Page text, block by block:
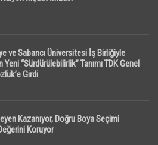
ve Sabancı Üniversitesi İş Birliğiyle
Yeni “Sürdürülebilirlik” Tanımı TDK Genel
Girdi
Kazanıyor, Doğru Boya Seçimi
Koruyor